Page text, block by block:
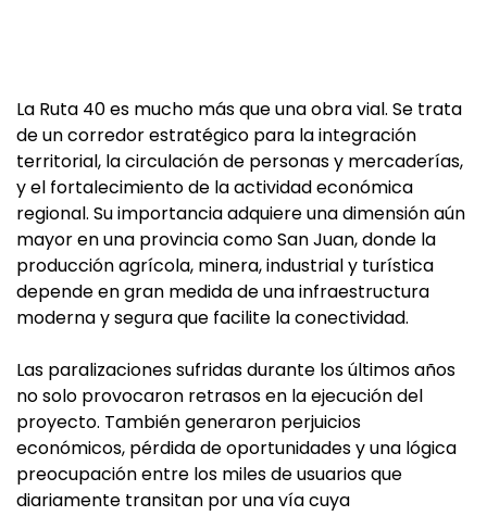
La Ruta 40 es mucho más que una obra vial. Se trata
de un corredor estratégico para la integración
territorial, la circulación de personas y mercaderías,
y el fortalecimiento de la actividad económica
regional. Su importancia adquiere una dimensión aún
mayor en una provincia como San Juan, donde la
producción agrícola, minera, industrial y turística
depende en gran medida de una infraestructura
moderna y segura que facilite la conectividad.
Las paralizaciones sufridas durante los últimos años
no solo provocaron retrasos en la ejecución del
proyecto. También generaron perjuicios
económicos, pérdida de oportunidades y una lógica
preocupación entre los miles de usuarios que
diariamente transitan por una vía cuya